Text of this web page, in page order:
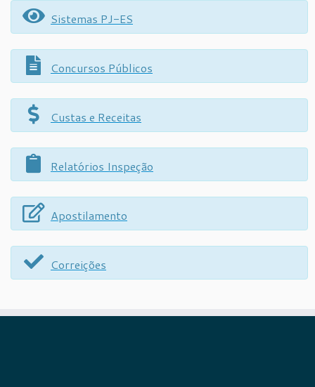
Sistemas PJ-ES
Concursos Públicos
Custas e Receitas
Relatórios Inspeção
Apostilamento
Correições